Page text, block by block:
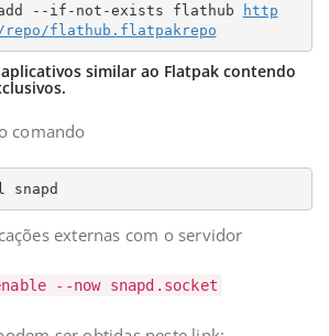
--if-not-exists flathub
http
flathub.flatpakrepo
similar ao Flatpak contendo
comando
snapd
externas com o servidor
--now snapd.socket